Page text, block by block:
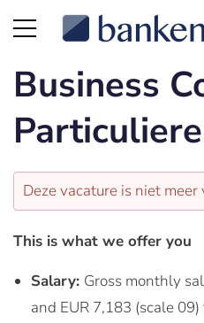
Business
Deze vacature is niet meer
This is what we offer you
Salary: Gross monthly
and EUR 7,183 (scale